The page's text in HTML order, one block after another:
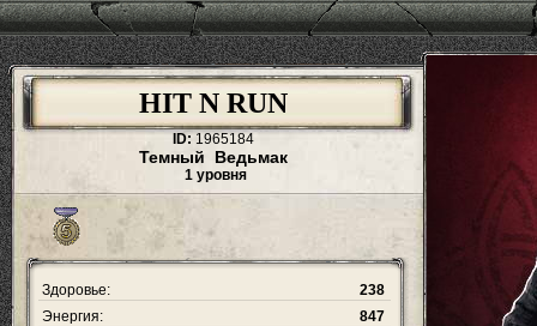
HIT N RUN
ID: 1965184
Темный Ведьмак
1 уровня
Здоровье:
238
Энергия:
847